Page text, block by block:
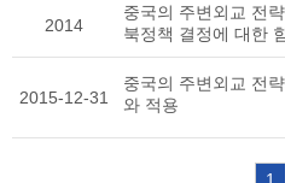
2014
중국의 주변외교 전
북정책 결정에 대한
2015-12-31
중국의 주변외교 전
와 적용